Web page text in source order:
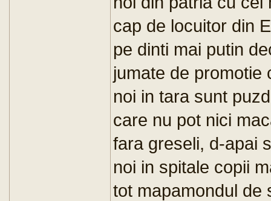
cap de locuitor din
pe dinti mai putin
jumate de promotie
noi in tara sunt
care nu pot nici
fara greseli, d-apai
noi in spitale copii
tot mapamondul de